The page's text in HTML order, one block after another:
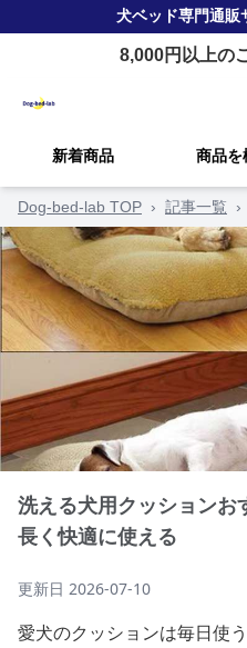
犬ベッド専門通販
8,000円以上の
新着商品 商品を
Dog-bed-lab TOP › 記事一覧 ›
洗える犬用クッションお
長く快適に使える
更新日 2026-07-10
愛犬のクッションは毎日使